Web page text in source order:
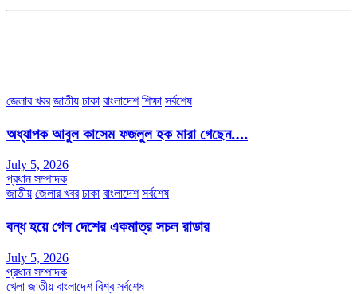
জেলার খবর জাতীয় ঢাকা বাংলাদেশ শিক্ষা সর্বশেষ
অধ্যাপক আবুল কাসেম ফজলুল হক মারা গেছেন….
July 5, 2026
প্রধান সম্পাদক
জাতীয় জেলার খবর ঢাকা বাংলাদেশ সর্বশেষ
বন্ধ হয়ে গেল দেশের একমাত্র সচল রাডার
July 5, 2026
প্রধান সম্পাদক
খেলা জাতীয় বাংলাদেশ বিশ্ব সর্বশেষ